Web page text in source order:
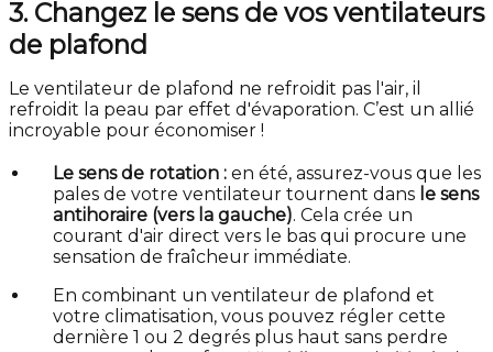
3. Changez le sens de vos ventilateurs
de plafond
Le ventilateur de plafond ne refroidit pas l'air, il
refroidit la peau par effet d'évaporation. C’est un allié
incroyable pour économiser !
Le sens de rotation : en été, assurez-vous que les
pales de votre ventilateur tournent dans le sens
antihoraire (vers la gauche). Cela crée un
courant d'air direct vers le bas qui procure une
sensation de fraîcheur immédiate.
En combinant un ventilateur de plafond et
votre climatisation, vous pouvez régler cette
dernière 1 ou 2 degrés plus haut sans perdre